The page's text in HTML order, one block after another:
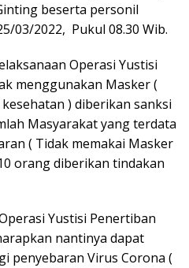
beserta personil
03/2022, Pukul 08.30 Wib.
Operasi Yustisi
menggunakan Masker (
) diberikan sanksi
Masyarakat yang terdata
( Tidak memakai Masker
orang diberikan tindakan
Yustisi Penertiban
nantinya dapat
penyebaran Virus Corona (